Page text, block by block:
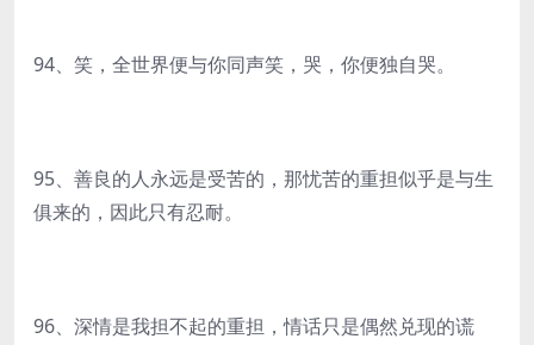
94、笑，全世界便与你同声笑，哭，你便独自哭。
95、善良的人永远是受苦的，那忧苦的重担似乎是与生
俱来的，因此只有忍耐。
96、深情是我担不起的重担，情话只是偶然兑现的谎